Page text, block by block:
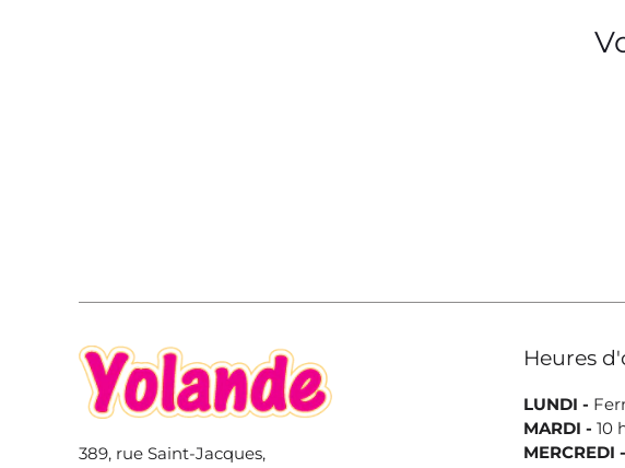
389, rue Saint-Jacques,
Heures
LUNDI -
MARDI - 10
MERCREDI -